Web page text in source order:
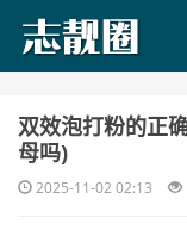
双效泡打粉的正
母吗)
2025-11-02 02:13